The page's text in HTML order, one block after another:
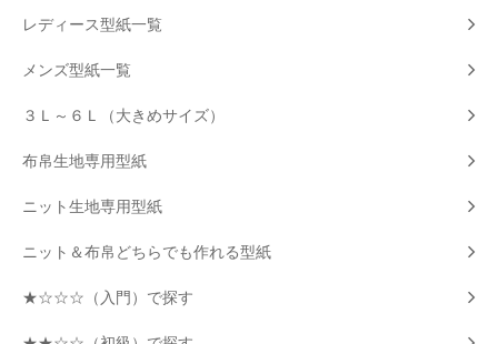
レディース型紙一覧
メンズ型紙一覧
３Ｌ～６Ｌ（大きめサイズ）
布帛生地専用型紙
ニット生地専用型紙
ニット＆布帛どちらでも作れる型紙
★☆☆☆（入門）で探す